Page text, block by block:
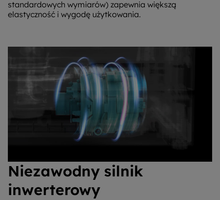
standardowych wymiarów) zapewnia większą
elastyczność i wygodę użytkowania.
Niezawodny silnik
inwerterowy